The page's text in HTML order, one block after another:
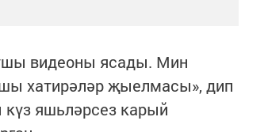
видеоны ясады. Мин
хатирәләр җыелмасы», дип
яшьләрсез карый